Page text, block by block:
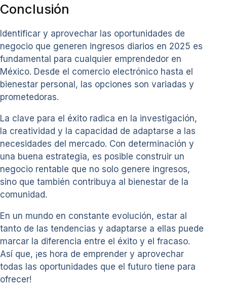
Conclusión
Identificar y aprovechar las oportunidades de
negocio que generen ingresos diarios en 2025 es
fundamental para cualquier emprendedor en
México. Desde el comercio electrónico hasta el
bienestar personal, las opciones son variadas y
prometedoras.
La clave para el éxito radica en la investigación,
la creatividad y la capacidad de adaptarse a las
necesidades del mercado. Con determinación y
una buena estrategia, es posible construir un
negocio rentable que no solo genere ingresos,
sino que también contribuya al bienestar de la
comunidad.
En un mundo en constante evolución, estar al
tanto de las tendencias y adaptarse a ellas puede
marcar la diferencia entre el éxito y el fracaso.
Así que, ¡es hora de emprender y aprovechar
todas las oportunidades que el futuro tiene para
ofrecer!